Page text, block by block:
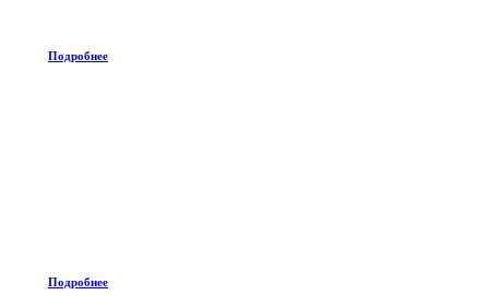
Подробнее
Подробнее